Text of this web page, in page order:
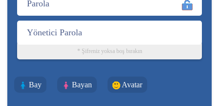
* Şifreniz yoksa boş bırakın
Bay Bayan Avatar